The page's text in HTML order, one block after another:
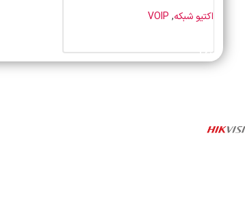
اکتیو شبکه,
VOIP